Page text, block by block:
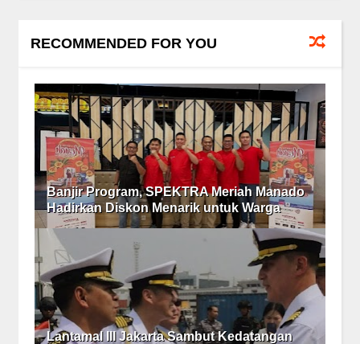
RECOMMENDED FOR YOU
Banjir Program, SPEKTRA Meriah Manado
Hadirkan Diskon Menarik untuk Warga
Lantamal III Jakarta Sambut Kedatangan